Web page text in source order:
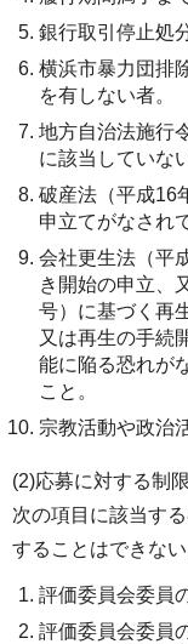
銀行取引停止処
横浜市暴力団排
を有しない者。
地方自治法施行
に該当していな
破産法（平成16
申立てがなされ
会社更生法（平
き開始の申立、
号）に基づく再
又は再生の手続
能に陥る恐れが
こと。
宗教活動や政治
(2)応募に対する制限
次の項目に該当す
することはできない
評価委員会委員
評価委員会委員